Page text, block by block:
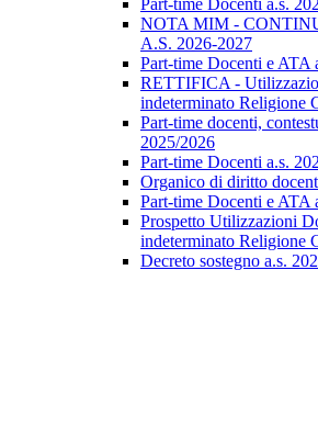
Part-time Docenti a.s.
NOTA MIM -
A.S. 2026-2027
Part-time Docenti e ATA
RETTIFICA -
indeterminato Religione
Part-time docenti,
2025/2026
Part-time Docenti a.s.
Organico di diritto
Part-time Docenti e ATA
Prospetto Utilizzazioni
indeterminato Religione
Decreto sostegno a.s.